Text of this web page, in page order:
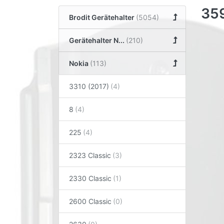
Brodit Gerätehalter
Gerätehalter N...
Nokia
3310 (2017)
8
225
2323 Classic
2330 Classic
2600 Classic